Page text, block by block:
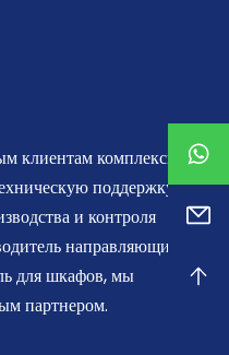
клиентам комплексную
поддержку, от
и контроля
направляющих
для шкафов, мы
партнером.